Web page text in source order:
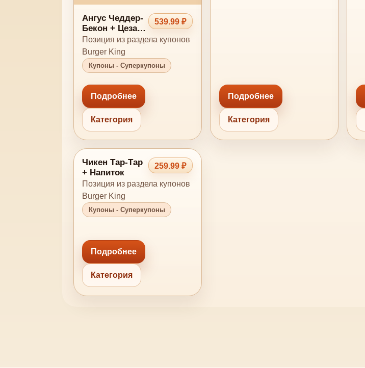
Ангус Чеддер-
Бекон + Цезарь
Ролл
539.99 ₽
Позиция из раздела купонов
Burger King
Купоны - Суперкупоны
Подробнее
Категория
Подробнее
Категория
Чикен Тар-Тар
+ Напиток
259.99 ₽
Позиция из раздела купонов
Burger King
Купоны - Суперкупоны
Подробнее
Категория